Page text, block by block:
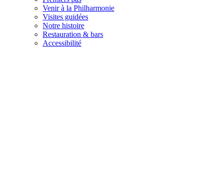
Venir à la Philharmonie
Visites guidées
Notre histoire
Restauration & bars
Accessibilité